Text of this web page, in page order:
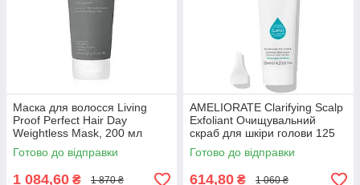
Маска для волосся Living
Proof Perfect Hair Day
Weightless Mask, 200 мл
Готово до відправки
1 084,60 ₴ 1 870 ₴
AMELIORATE Clarifying Scalp
Exfoliant Очищувальний
скраб для шкіри голови 125
мл
Готово до відправки
614,80 ₴ 1 060 ₴